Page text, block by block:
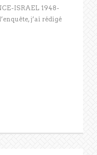
ISRAEL 1948-
j’ai rédigé